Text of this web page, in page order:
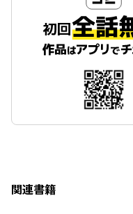
関連書籍